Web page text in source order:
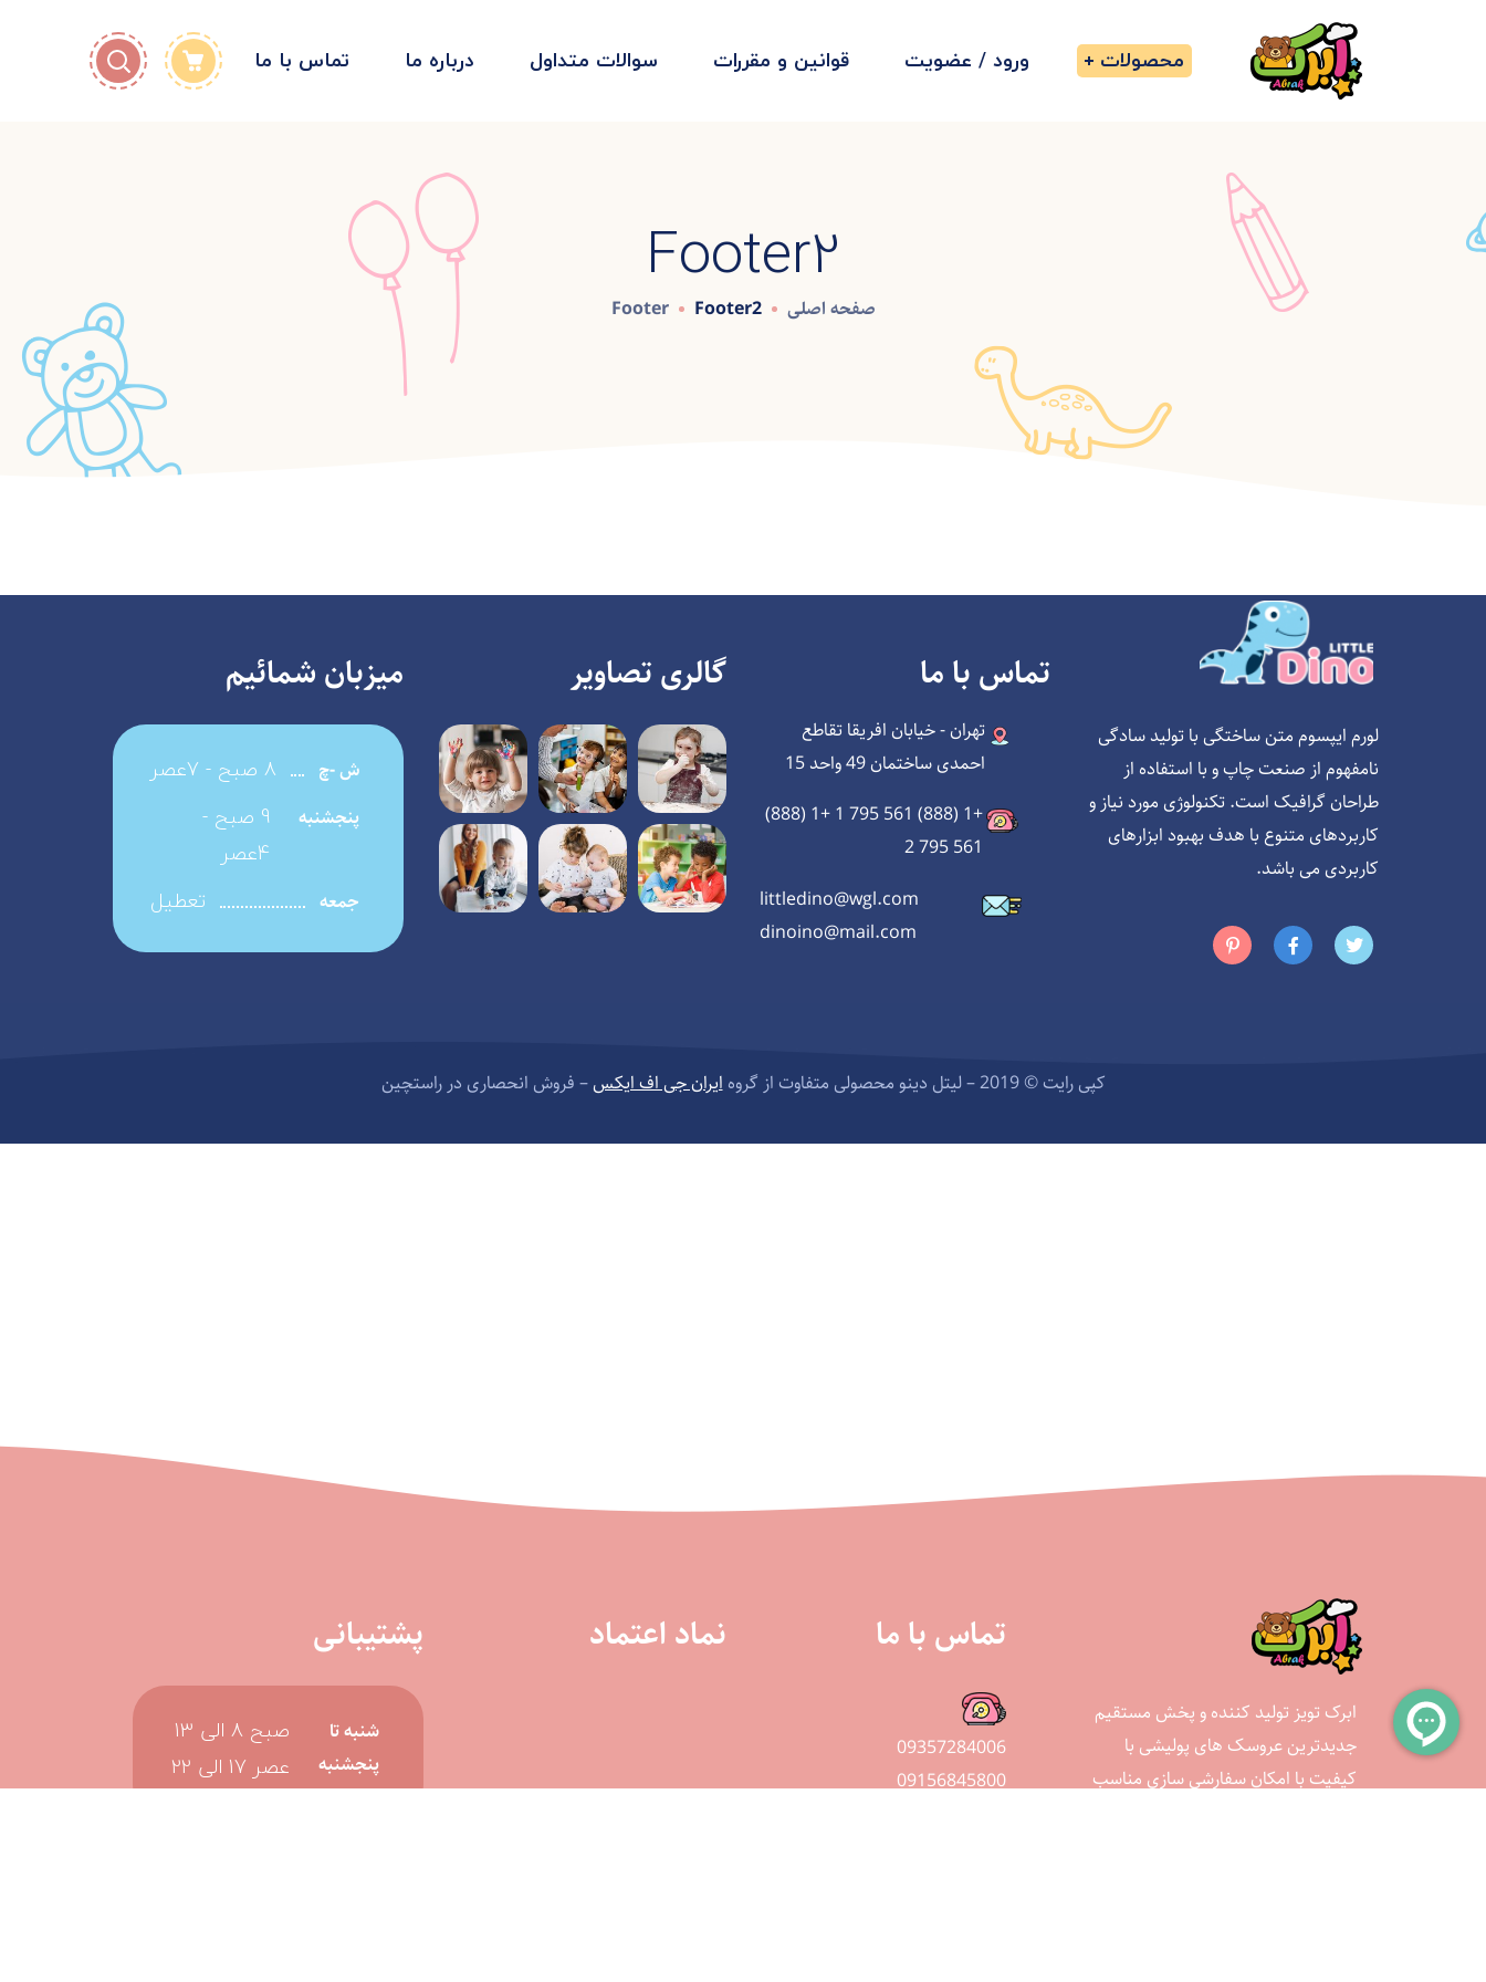
محصولات ورود / عضویت قوانین و مقررات سوالات متداول درباره ما تماس با ما
Footer2
صفحه اصلی Footer Footer2
لورم ایپسوم متن ساختگی با تولید سادگی
نامفهوم از صنعت چاپ و با استفاده از
طراحان گرافیک است. تکنولوژی مورد نیاز و
کاربردهای متنوع با هدف بهبود ابزارهای
کاربردی می باشد.
تماس با ما
تهران - خیابان افریقا تقاطع
احمدی ساختمان 49 واحد 15
+1 (888) 561 795 1 +1 (888)
561 795 2
littledino@wgl.com
dinoino@mail.com
گالری تصاویر میزبان شمائیم
ش -چ 8 صبح - 7عصر
پنجشنبه
9 صبح -
4عصر
جمعه تعطیل
کپی رایت © 2019 – لیتل دینو محصولی متفاوت از گروه ایران جی اف ایکس– فروش انحصاری در راستچین
ابرک تویز تولید کننده و پخش مستقیم
جدیدترین عروسک های پولیشی با
کیفیت با امکان سفارشی سازی مناسب
تماس با ما
09357284006
09156845800
نماد اعتماد پشتیبانی
شنبه تا
پنجشنبه
صبح 8 الی 13
عصر 17 الی 22